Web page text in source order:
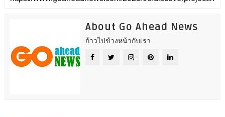
About Go Ahead News
ก้าวไปข้างหน้ากับเรา